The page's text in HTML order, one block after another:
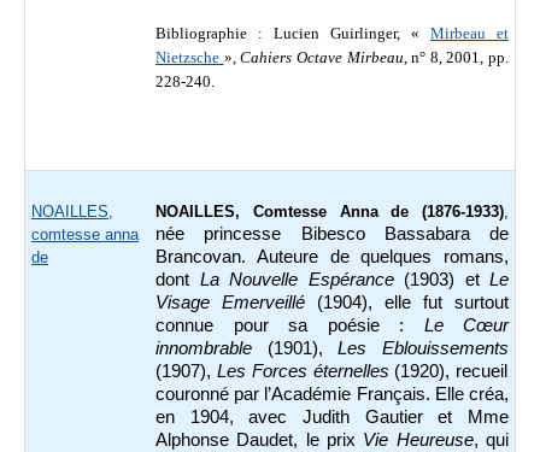
Bibliographie : Lucien Guirlinger, « Mirbeau et
Nietzsche »,Cahiers Octave Mirbeau, n° 8, 2001, pp.
228-240.
NOAILLES,
comtesse anna
de
NOAILLES, Comtesse Anna de (1876-1933),
née princesse Bibesco Bassabara de
Brancovan. Auteure de quelques romans,
dont La Nouvelle Espérance(1903) et Le
Visage Emerveillé (1904), elle fut surtout
connue pour sa poésie : Le Cœur
innombrable (1901),Les Eblouissements
(1907), Les Forces éternelles (1920), recueil
couronné par l’Académie Français. Elle créa,
en 1904, avec Judith Gautier et Mme
Alphonse Daudet, le prix Vie Heureuse, qui